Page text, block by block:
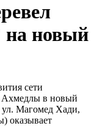
новый
сети
Ахмедлы в новый
Магомед Хади,
оказывает